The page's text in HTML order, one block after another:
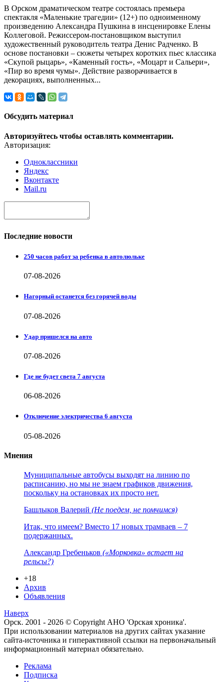
В Орском драматическом театре состоялась премьера
спектакля «Маленькие трагедии» (12+) по одноименному
произведению Александра Пушкина в инсценировке Елены
Коллеговой. Режиссером-постановщиком выступил
художественный руководитель театра Денис Радченко. В
основе постановки – сюжеты четырех коротких пьес классика
«Скупой рыцарь», «Каменный гость», «Моцарт и Сальери»,
«Пир во время чумы». Действие разворачивается в
декорациях, выполненных...
Обсудить материал
Авторизуйтесь чтобы оставлять комментарии.
Авторизация:
Одноклассники
Яндекс
Вконтакте
Mail.ru
Последние новости
250 часов работ за ребенка в автолюльке
07-08-2026
Нагорный останется без горячей воды
07-08-2026
Удар пришелся на авто
07-08-2026
Где не будет света 7 августа
06-08-2026
Отключение электричества 6 августа
05-08-2026
Мнения
Муниципальные автобусы выходят на линию по
расписанию, но мы не знаем графиков движения,
поскольку на остановках их просто нет.
Башлыков Валерий (Не поедем, не помчимся)
Итак, что имеем? Вместо 17 новых трамваев – 7
подержанных.
Александр Гребеньков («Морковка» встает на
рельсы?)
+18
Архив
Объявления
Наверх
Орск. 2001 - 2026 © Copyright АНО 'Орская хроника'.
При использовании материалов на других сайтах указание
сайта-источника и гиперактивной ссылки на первоначальный
информационный материал обязательно.
Реклама
Подписка